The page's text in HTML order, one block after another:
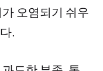
가 오염되기 쉬우
.